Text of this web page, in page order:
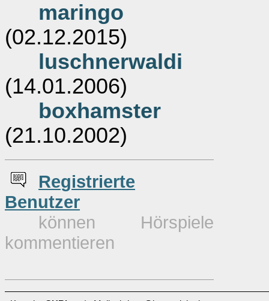
maringo
(02.12.2015)
luschnerwaldi
(14.01.2006)
boxhamster
(21.10.2002)
Registrierte
Benutzer
können Hörspiele
kommentieren